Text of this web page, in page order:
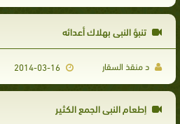
تنبؤ النبي بهلاك أعدائه
د منقذ السقار 2014-03-16
إطعام النبي الجمع الكثير